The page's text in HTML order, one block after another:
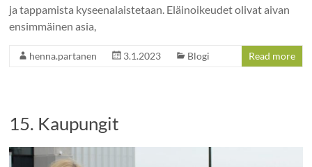
ja tappamista kyseenalaistetaan. Eläinoikeudet olivat aivan
ensimmäinen asia,
henna.partanen 3.1.2023 Blogi Read more
15. Kaupungit